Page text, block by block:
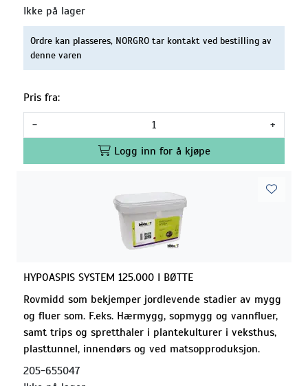
Ikke på lager
Ordre kan plasseres, NORGRO tar kontakt ved bestilling av
denne varen
Pris fra:
-
+
Logg inn for å kjøpe
HYPOASPIS SYSTEM 125.000 I BØTTE
Rovmidd som bekjemper jordlevende stadier av mygg
og fluer som. F.eks. Hærmygg, sopmygg og vannfluer,
samt trips og spretthaler i plantekulturer i veksthus,
plasttunnel, innendørs og ved matsopproduksjon.
205-655047